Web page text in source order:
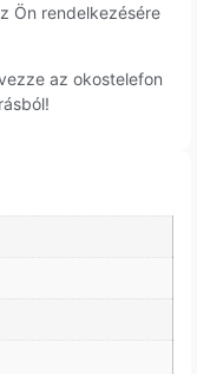
Ön rendelkezésére
az okostelefon